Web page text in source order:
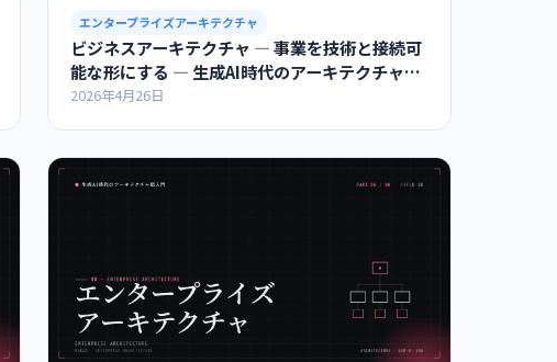
エンタープライズアーキテクチャ
ビジネスアーキテクチャ ― 事業を技術と接続可
能な形にする ― 生成AI時代のアーキテクチャ超
入門
2026年4月26日